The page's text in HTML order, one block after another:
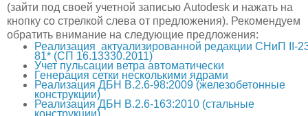
(зайти под своей учетной записью Autodesk и нажать на
кнопку со стрелкой слева от предложения). Рекомендуем
обратить внимание на следующие предложения:
Реализация актуализированной редакции СНиП II-
81* (СП 16.13330.2011)
Учет пульсации ветра автоматически
Генерация сетки несколькими ядрами
Реализация ДБН В.2.6-98:2009 (железобетонные
конструкции)
Реализация ДБН В.2.6-163:2010 (стальные
конструкции)